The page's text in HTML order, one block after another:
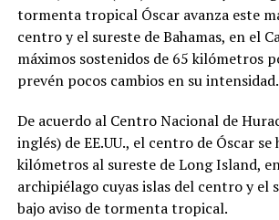
tormenta tropical Óscar avanza este
centro y el sureste de Bahamas, en el
máximos sostenidos de 65 kilómetros
prevén pocos cambios en su intensidad.
De acuerdo al Centro Nacional de
inglés) de EE.UU., el centro de Óscar se
kilómetros al sureste de Long Island,
archipiélago cuyas islas del centro y el
bajo aviso de tormenta tropical.